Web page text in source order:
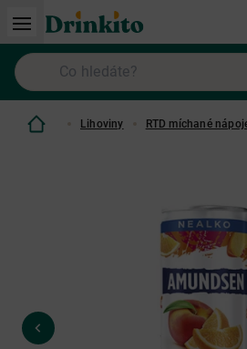
Lihoviny RTD míchané